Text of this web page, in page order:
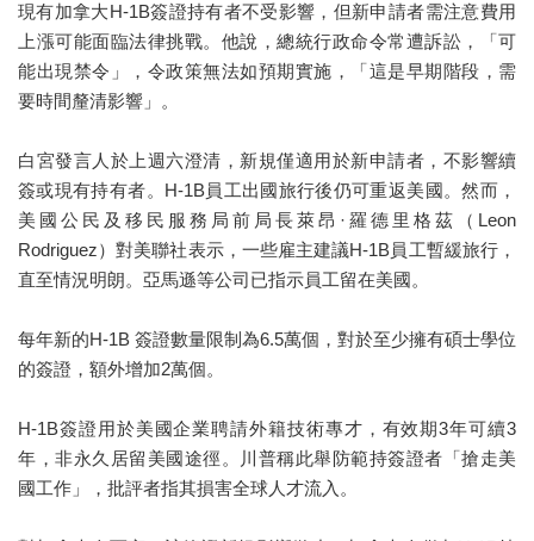
現有加拿大H-1B簽證持有者不受影響，但新申請者需注意費用
上漲可能面臨法律挑戰。他說，總統行政命令常遭訴訟，「可
能出現禁令」，令政策無法如預期實施，「這是早期階段，需
要時間釐清影響」。
白宮發言人於上週六澄清，新規僅適用於新申請者，不影響續
簽或現有持有者。H-1B員工出國旅行後仍可重返美國。然而，
美國公民及移民服務局前局長萊昂·羅德里格茲（Leon
Rodriguez）對美聯社表示，一些雇主建議H-1B員工暫緩旅行，
直至情況明朗。亞馬遜等公司已指示員工留在美國。
每年新的H-1B 簽證數量限制為6.5萬個，對於至少擁有碩士學位
的簽證，額外增加2萬個。
H-1B簽證用於美國企業聘請外籍技術專才，有效期3年可續3
年，非永久居留美國途徑。川普稱此舉防範持簽證者「搶走美
國工作」，批評者指其損害全球人才流入。